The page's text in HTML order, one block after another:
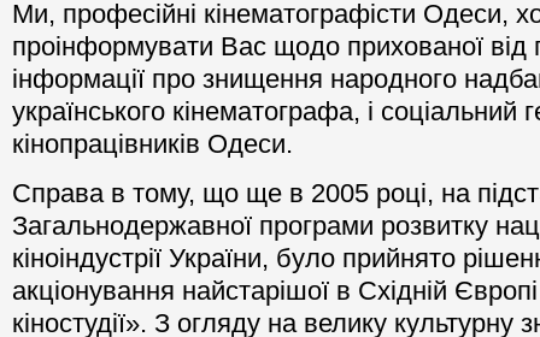
Ми, професійні кінематографісти Одеси,
проінформувати Вас щодо прихованої від
інформації про знищення народного
українського кінематографа, і соціальний
кінопрацівників Одеси.
Справа в тому, що ще в 2005 році, на
Загальнодержавної програми розвитку
кіноіндустрії України, було прийнято
акціонування найстарішої в Східній
кіностудії». З огляду на велику культурну